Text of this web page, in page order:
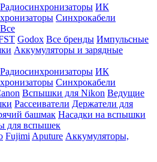
Радиосинхронизаторы ИК
Синхрокабели
Все
Godox Все бренды Импульсные
Аккумуляторы и зарядные
Радиосинхронизаторы ИК
Синхрокабели
Вспышки для Nikon Ведущие
Рассеиватели Держатели для
башмак Насадки на вспышки
для вспышек
Fujimi Aputure Аккумуляторы,